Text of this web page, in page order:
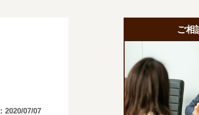
2020/07/07
ご相